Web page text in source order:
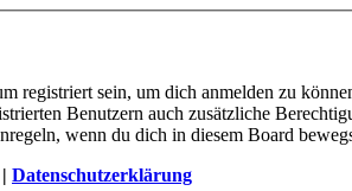
registriert sein, um dich anmelden zu
Benutzern auch zusätzliche
wenn du dich in diesem Board
| Datenschutzerklärung